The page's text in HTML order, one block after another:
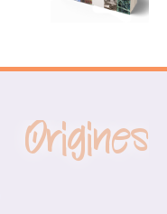
Origines